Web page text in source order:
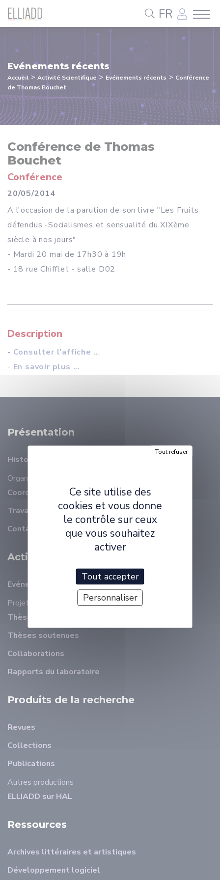
FR
Evénements récents
Accueil > Activité Scientifique > Evénements récents > Conférence
de Thomas Bouchet
Conférence de Thomas
Bouchet
Conférence
20/05/2014
A l'occasion de la parution de son livre "Les Fruits
défendus -Socialismes et sensualité du XIXème
siècle à nos jours"
- Mardi 20 mai de 17h30 à 19h
- 18 rue Chifflet - salle D02
Description
- Consulter l'affiche ...
- En savoir plus ...
Présentation
Histoire
Organisation
Coordonnées
Travailler à ELLIADD
Contact
Activité Scientifique
Evénements récents
Projets
Thèses en cours
Thèses soutenues
Collaborations
Rapports du laboratoire
Produits de la recherche
Revues
Collections
Publications
Autres productions
ELLIADD sur HAL
Ressources
Archives littéraires et artistiques
Développement logiciel
Panneau de gestion des cookies
Ce site utilise des
cookies et vous donne
le contrôle sur ceux
que vous souhaitez
activer
Tout accepter
Tout refuser
Personnaliser